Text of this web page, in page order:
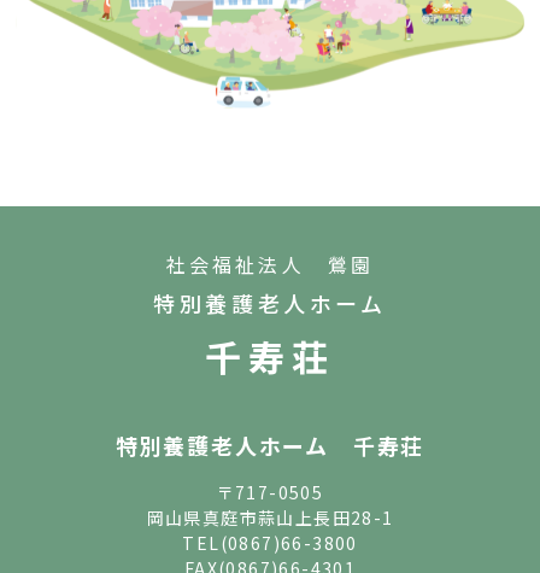
社会福祉法人 鶯園
特別養護老人ホーム
千寿荘
特別養護老人ホーム 千寿荘
〒717-0505
岡山県真庭市蒜山上長田28-1
TEL(0867)66-3800